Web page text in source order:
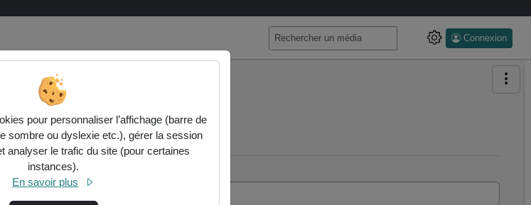
Connexion
pour personnaliser l’affichage (barre de
sombre ou dyslexie etc.), gérer la session
analyser le trafic du site (pour certaines
instances).
En savoir plus